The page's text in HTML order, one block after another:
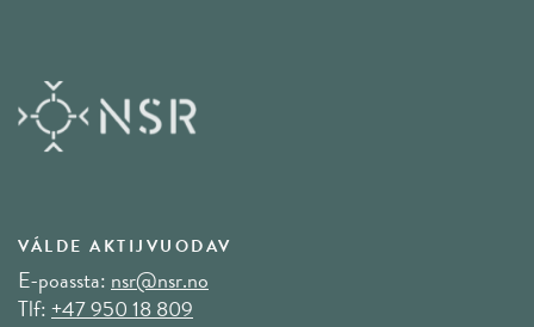
VÁLDE AKTIJVUODAV
E-poassta: nsr@nsr.no
Tlf:+47 950 18 809